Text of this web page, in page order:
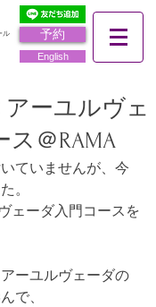
予約
ル
English
アーユルヴェ
＠RAMA
ていませんが、今
。
ェーダ入門コースを
ーユルヴェーダの
で、